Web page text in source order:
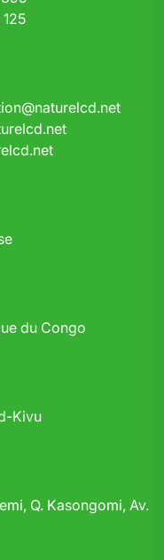
du Congo
Kivu
Q. Kasongomi, Av.